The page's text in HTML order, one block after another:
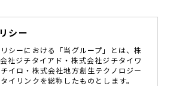
シー
シーにおける「当グループ」とは、株
社ジチタイアド・株式会社ジチタイワ
イロ・株式会社地方創生テクノロジー
イリンクを総称したものとします。